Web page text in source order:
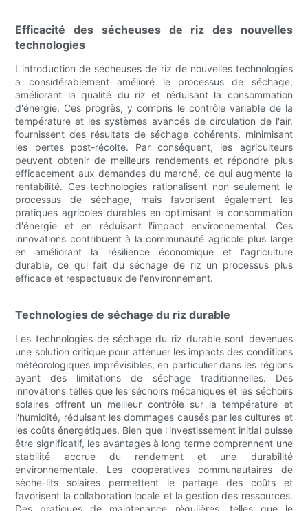
Efficacité des sécheuses de riz des nouvelles
technologies
L'introduction de sécheuses de riz de nouvelles technologies
a considérablement amélioré le processus de séchage,
améliorant la qualité du riz et réduisant la consommation
d'énergie. Ces progrès, y compris le contrôle variable de la
température et les systèmes avancés de circulation de l'air,
fournissent des résultats de séchage cohérents, minimisant
les pertes post-récolte. Par conséquent, les agriculteurs
peuvent obtenir de meilleurs rendements et répondre plus
efficacement aux demandes du marché, ce qui augmente la
rentabilité. Ces technologies rationalisent non seulement le
processus de séchage, mais favorisent également les
pratiques agricoles durables en optimisant la consommation
d'énergie et en réduisant l'impact environnemental. Ces
innovations contribuent à la communauté agricole plus large
en améliorant la résilience économique et l'agriculture
durable, ce qui fait du séchage de riz un processus plus
efficace et respectueux de l'environnement.
Technologies de séchage du riz durable
Les technologies de séchage du riz durable sont devenues
une solution critique pour atténuer les impacts des conditions
météorologiques imprévisibles, en particulier dans les régions
ayant des limitations de séchage traditionnelles. Des
innovations telles que les séchoirs mécaniques et les séchoirs
solaires offrent un meilleur contrôle sur la température et
l'humidité, réduisant les dommages causés par les cultures et
les coûts énergétiques. Bien que l'investissement initial puisse
être significatif, les avantages à long terme comprennent une
stabilité accrue du rendement et une durabilité
environnementale. Les coopératives communautaires de
sèche-lits solaires permettent le partage des coûts et
favorisent la collaboration locale et la gestion des ressources.